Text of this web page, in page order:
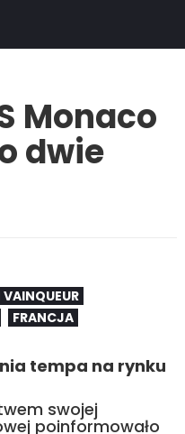
Monaco
dwie
FRANCJA
tempa na rynku
swojej
poinformowało